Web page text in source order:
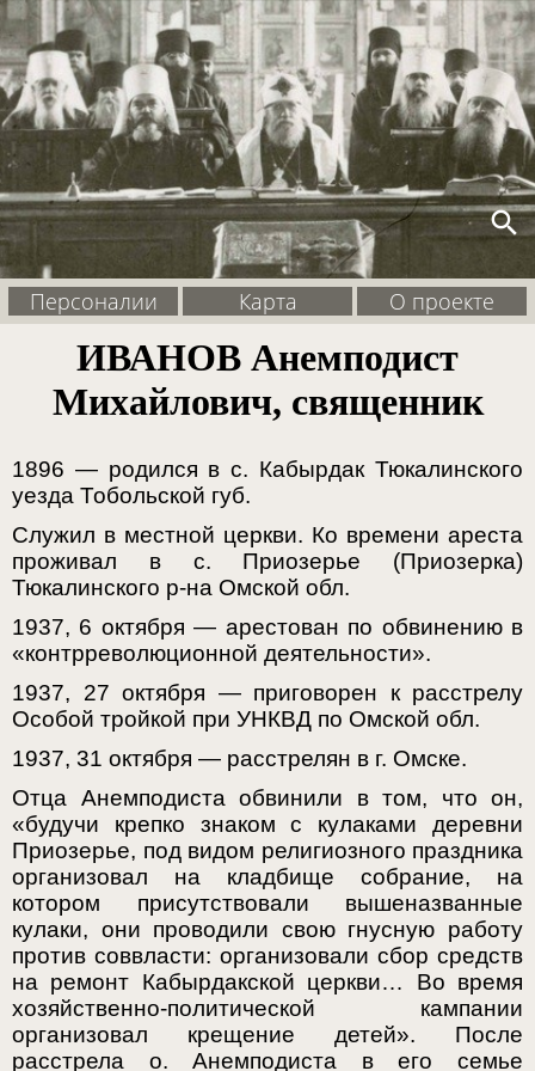
Персоналии Карта О проекте
search
ИВАНОВ Анемподист
Михайлович, священник
1896 — родился в с. Кабырдак Тюкалинского
уезда Тобольской губ.
Служил в местной церкви. Ко времени ареста
проживал в с. Приозерье (Приозерка)
Тюкалинского р-на Омской обл.
1937, 6 октября — арестован по обвинению в
«контрреволюционной деятельности».
1937, 27 октября — приговорен к расстрелу
Особой тройкой при УНКВД по Омской обл.
1937, 31 октября — расстрелян в г. Омске.
Отца Анемподиста обвинили в том, что он,
«будучи крепко знаком с кулаками деревни
Приозерье, под видом религиозного праздника
организовал на кладбище собрание, на
котором присутствовали вышеназванные
кулаки, они проводили свою гнусную работу
против соввласти: организовали сбор средств
на ремонт Кабырдакской церкви… Во время
хозяйственно-политической кампании
организовал крещение детей». После
расстрела о. Анемподиста в его семье